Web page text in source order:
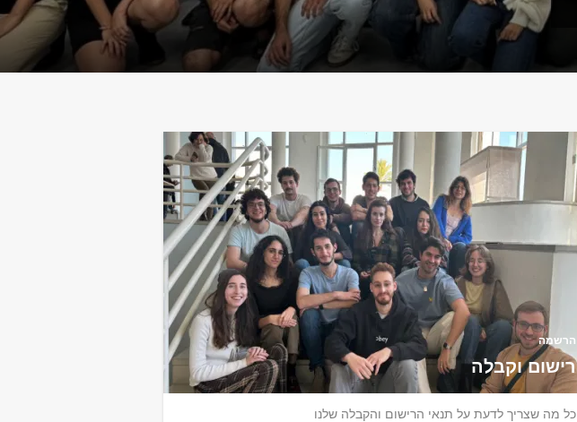
הרשמה
רישום וקבלה
כל מה שצריך לדעת על תנאי הרישום והקבלה שלנו